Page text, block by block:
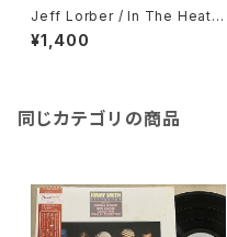
Jeff Lorber / In The Heat
Of The Night
¥1,400
同じカテゴリの商品